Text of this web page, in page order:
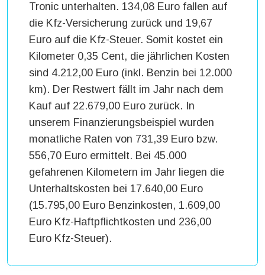
Tronic unterhalten. 134,08 Euro fallen auf
die Kfz-Versicherung zurück und 19,67
Euro auf die Kfz-Steuer. Somit kostet ein
Kilometer 0,35 Cent, die jährlichen Kosten
sind 4.212,00 Euro (inkl. Benzin bei 12.000
km). Der Restwert fällt im Jahr nach dem
Kauf auf 22.679,00 Euro zurück. In
unserem Finanzierungsbeispiel wurden
monatliche Raten von 731,39 Euro bzw.
556,70 Euro ermittelt. Bei 45.000
gefahrenen Kilometern im Jahr liegen die
Unterhaltskosten bei 17.640,00 Euro
(15.795,00 Euro Benzinkosten, 1.609,00
Euro Kfz-Haftpflichtkosten und 236,00
Euro Kfz-Steuer).